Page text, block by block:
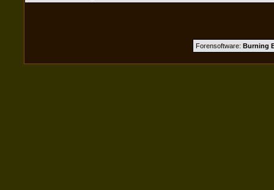
Forensoftware: Burning